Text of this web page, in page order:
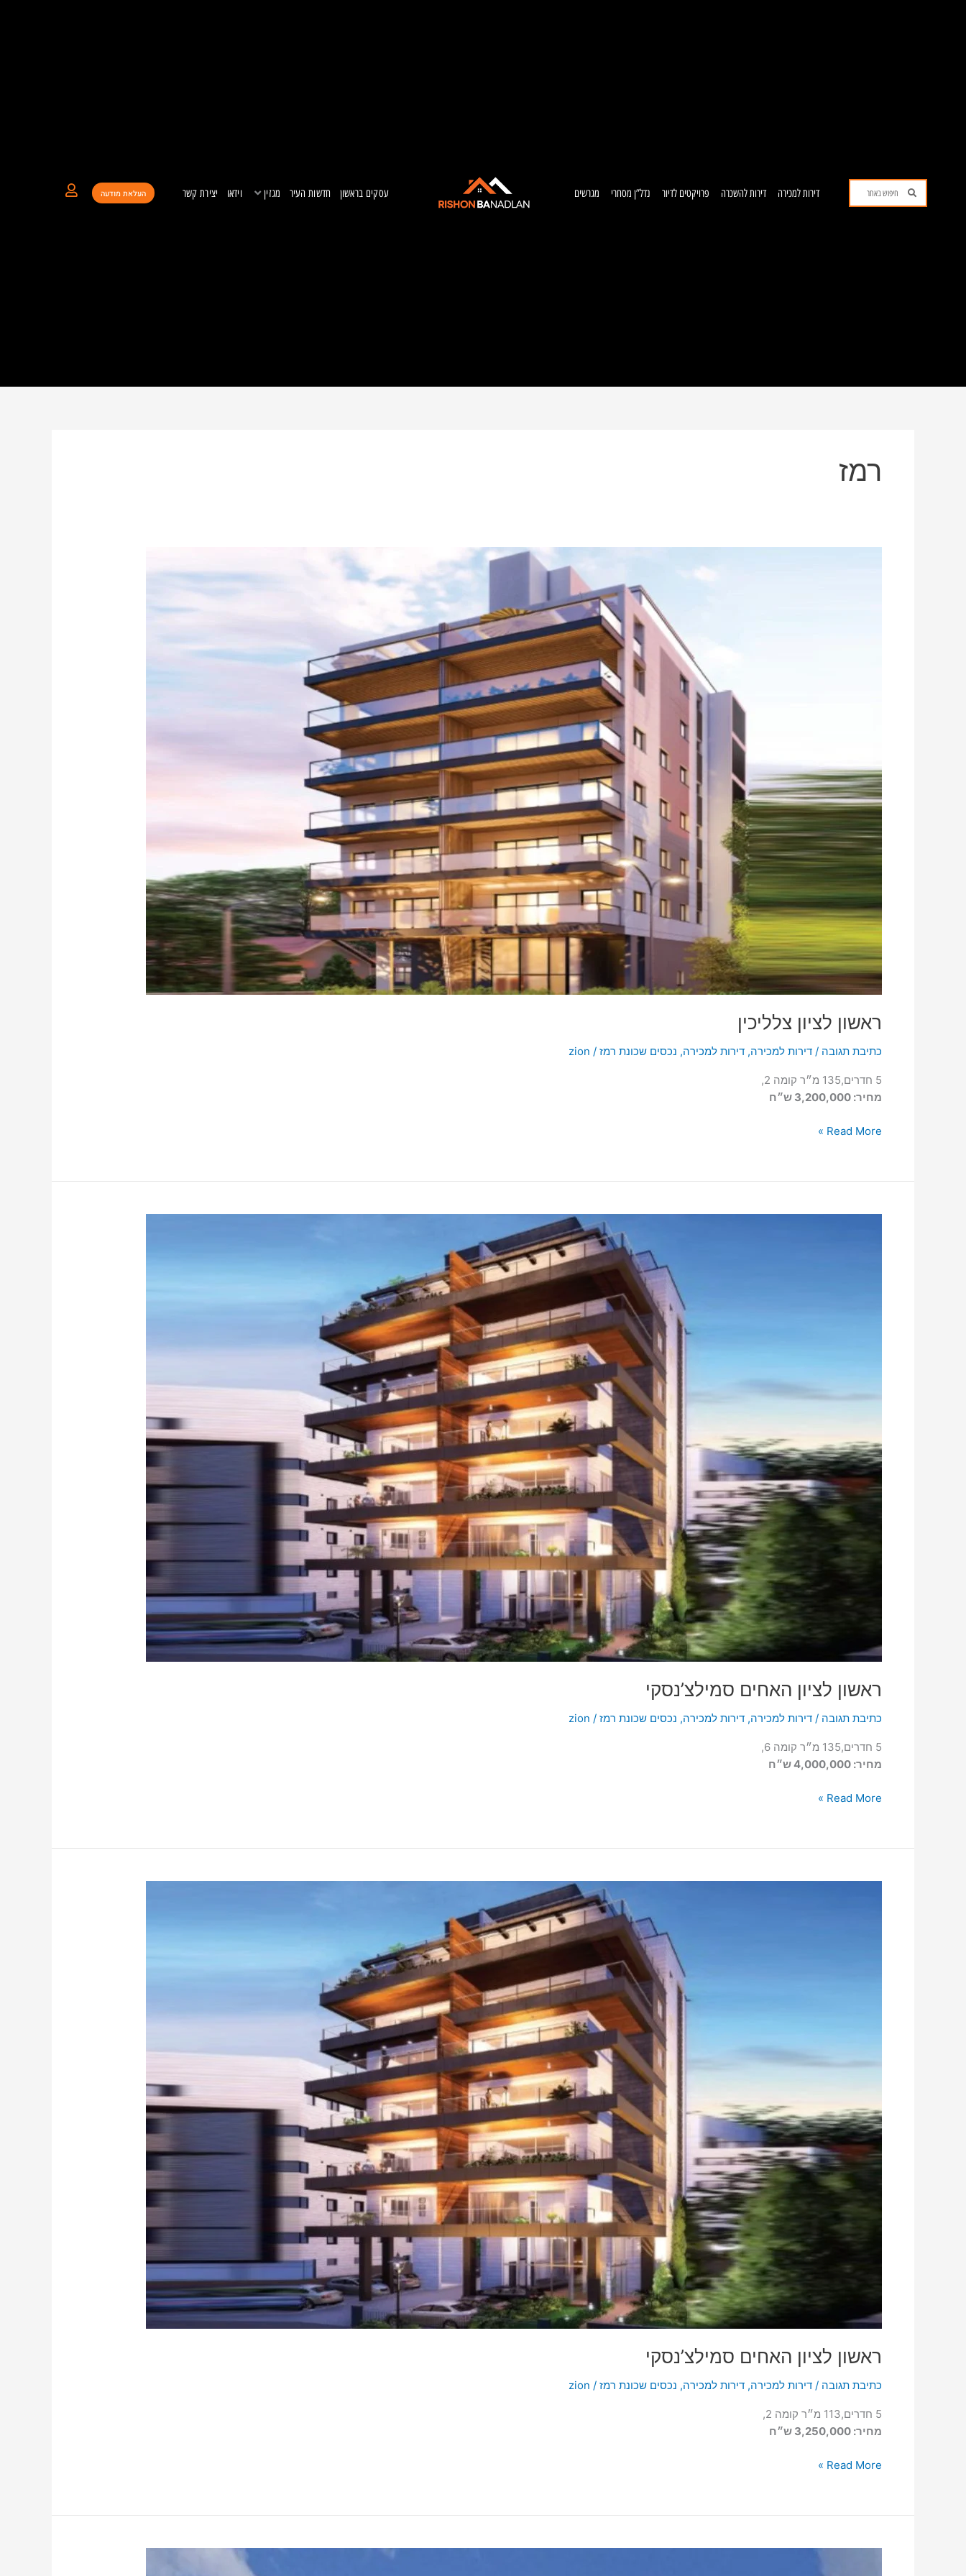
חיפושחיפוש דירות למכירה דירות להשכרה פרויקטים לדיור נדל”ן מסחרי מגרשים עסקים בראשון חדשות העיר מגזין וידאו יצירת קשר העלאת מודעה
רמז
ראשון לציון צלליכין
כתיבת תגובה / דירות למכירה, דירות למכירה, נכסים שכונת רמז /
zion
5 חדרים,135 מ״ר קומה 2,
מחיר: 3,200,000 ש״ח
Read More »
ראשון לציון האחים סמילצ’נסקי
כתיבת תגובה / דירות למכירה, דירות למכירה, נכסים שכונת רמז /
zion
5 חדרים,135 מ״ר קומה 6,
מחיר: 4,000,000 ש״ח
Read More »
ראשון לציון האחים סמילצ’נסקי
כתיבת תגובה / דירות למכירה, דירות למכירה, נכסים שכונת רמז /
zion
5 חדרים,113 מ״ר קומה 2,
מחיר: 3,250,000 ש״ח
Read More »